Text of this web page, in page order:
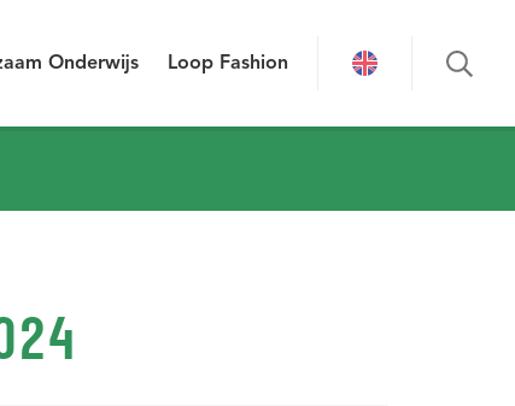
Onderwijs Loop Fashion